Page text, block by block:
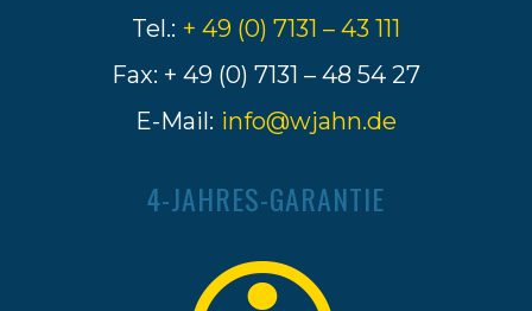
Tel.: + 49 (0) 7131 – 43 111
Fax: + 49 (0) 7131 – 48 54 27
E-Mail: info@wjahn.de
4-JAHRES-GARANTIE